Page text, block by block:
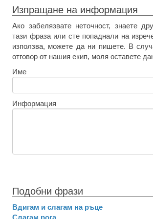
Изпращане на информация
Ако забелязвате неточност, знаете
тази фраза или сте попаднали на
използва, можете да ни пишете. В
отговор от нашия екип, моля оставете
Име
Информация
Подобни фрази
Вдигам и слагам на ръце
Слагам рога